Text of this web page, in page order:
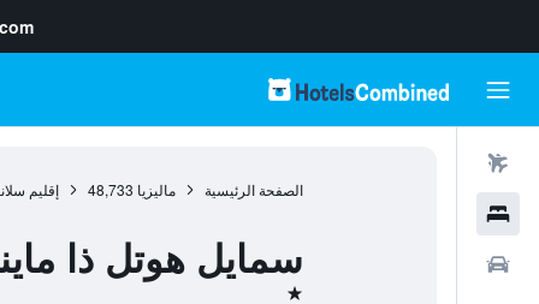
الصفحة الرئيسية ماليزيا 48,733 إقليم
سمايل هوتل ذا
نجمة واحدة